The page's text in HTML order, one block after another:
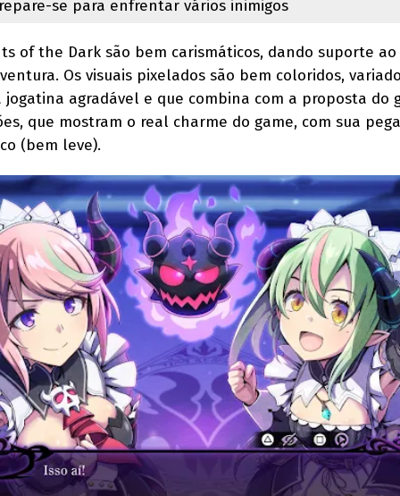
se para enfrentar vários inimigos
of the Dark são bem carismáticos, dando suporte
Os visuais pixelados são bem coloridos,
agradável e que combina com a proposta do
que mostram o real charme do game, com sua
(bem leve).